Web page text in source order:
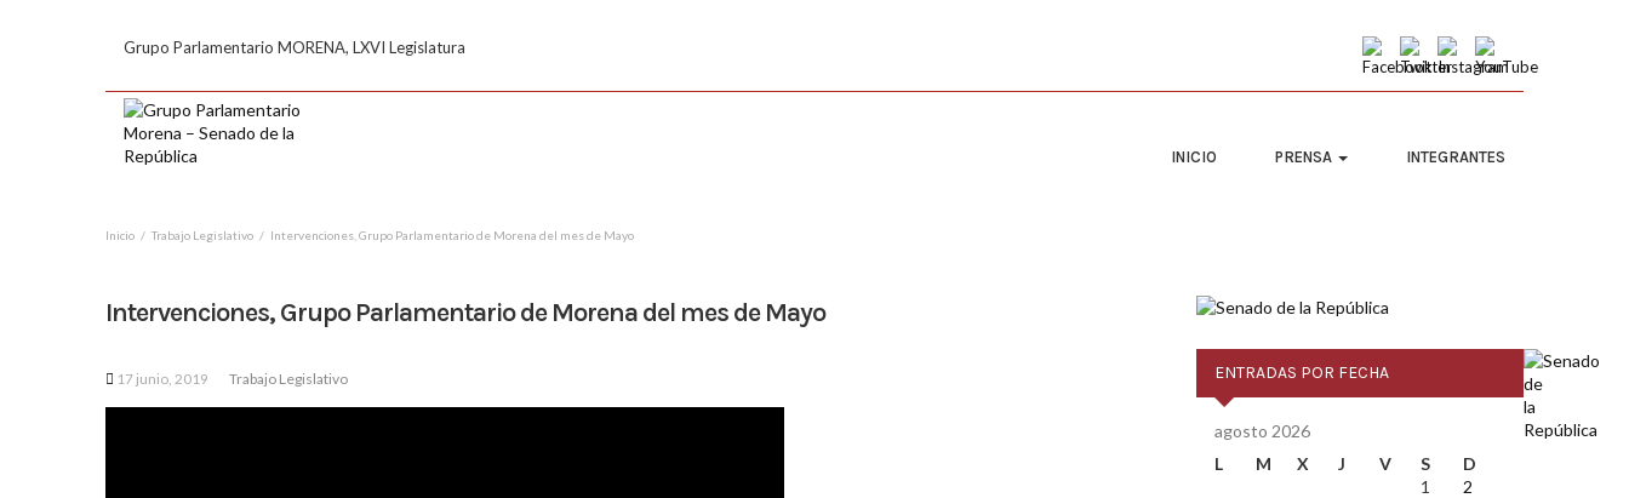
Grupo Parlamentario MORENA, LXVI Legislatura
INICIO PRENSA INTEGRANTES
Inicio Trabajo Legislativo Intervenciones, Grupo Parlamentario de Morena del mes de Mayo
Intervenciones, Grupo Parlamentario de Morena del mes de Mayo
17 junio, 2019 Trabajo Legislativo ENTRADAS POR FECHA
agosto 2026
L
M X J V S
D
1
2